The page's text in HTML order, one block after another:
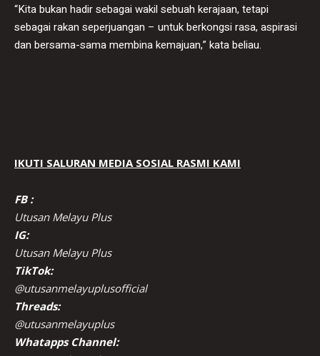
“Kita bukan hadir sebagai wakil sebuah kerajaan, tetapi
sebagai rakan seperjuangan – untuk berkongsi rasa, aspirasi
dan bersama-sama membina kemajuan,” kata beliau.
IKUTI SALURAN MEDIA SOSIAL RASMI KAMI
FB :
Utusan Melayu Plus
IG:
Utusan Melayu Plus
TikTok:
@utusanmelayuplusofficial
Threads:
@utusanmelayuplus
Whatapps Channel: